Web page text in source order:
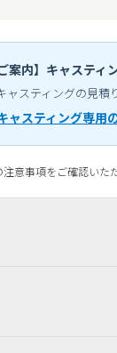
ご案内】キャステ
ャスティングの見
ャスティング専用
注意事項をご確認いた